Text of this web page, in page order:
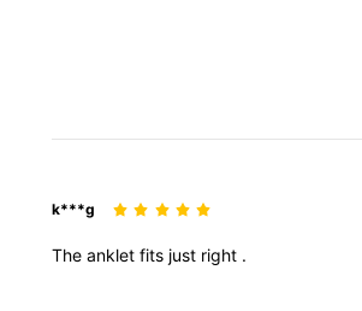
k***g
The anklet fits just right .